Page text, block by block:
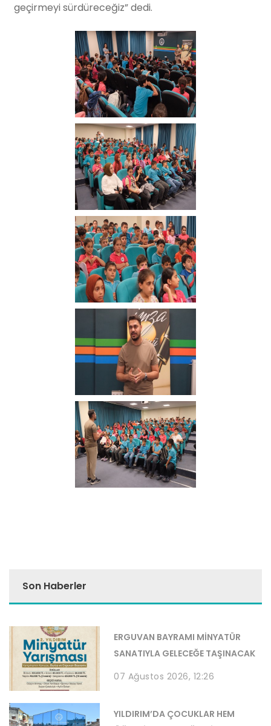
geçirmeyi sürdüreceğiz” dedi.
Son Haberler
ERGUVAN BAYRAMI MİNYATÜR
SANATIYLA GELECEĞE TAŞINACAK
07 Ağustos 2026, 12:26
YILDIRIM’DA ÇOCUKLAR HEM